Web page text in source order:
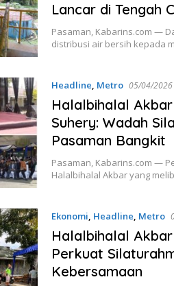
Lancar di Tengah
Pasaman, Kabarins.com —
distribusi air bersih kepada
Headline, Metro 05/04/2026
Halalbihalal
Suhery: Wadah
Pasaman Bangkit
Pasaman, Kabarins.com —
Halalbihalal Akbar yang
Ekonomi, Headline, Metro
Halalbihalal
Perkuat
Kebersamaan